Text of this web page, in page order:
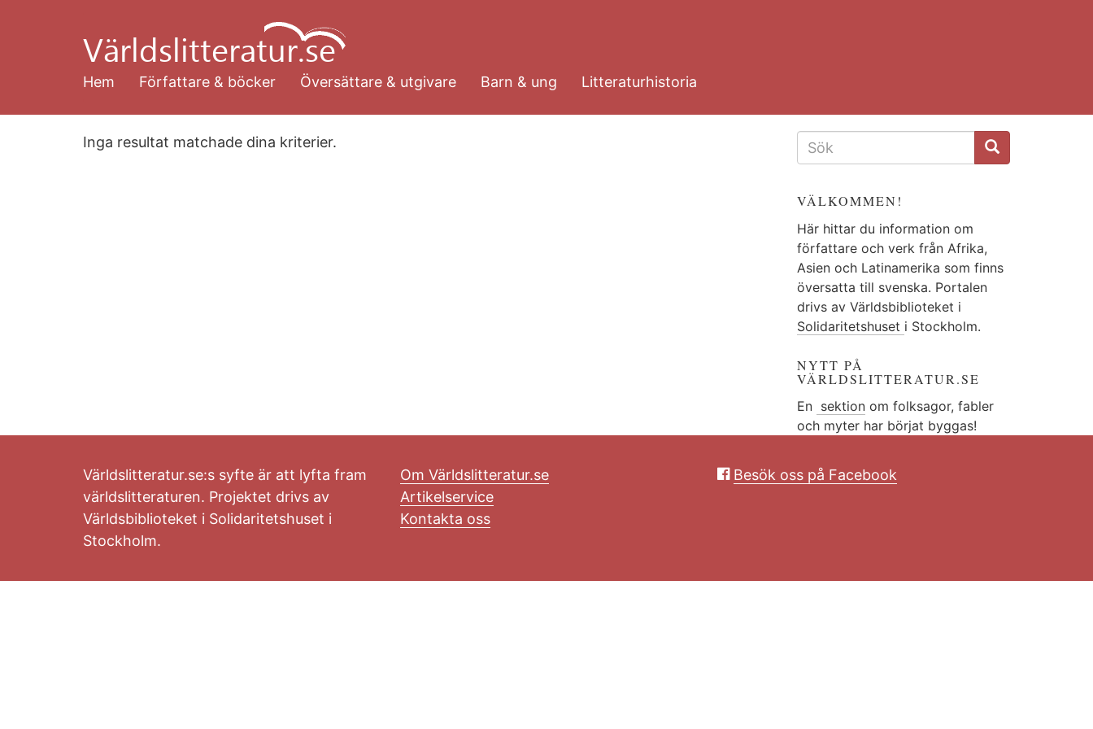
huvudinnehåll
Hem
Författare & böcker Översättare & utgivare Barn & ung Litteraturhistoria
Inga resultat matchade dina kriterier. SÖKFORMULÄR
VÄLKOMMEN!
Här hittar du information om
författare och verk från Afrika,
Asien och Latinamerika som finns
översatta till svenska. Portalen
drivs av Världsbiblioteket i
Solidaritetshuset i Stockholm.
NYTT PÅ
VÄRLDSLITTERATUR.SE
En sektionom folksagor, fabler
och myter har börjat byggas!
Världslitteratur.se:s syfte är att lyfta fram
världslitteraturen. Projektet drivs av
Världsbiblioteket i Solidaritetshuset i
Stockholm.
Om Världslitteratur.se
Artikelservice
Kontakta oss
Besök oss på Facebook